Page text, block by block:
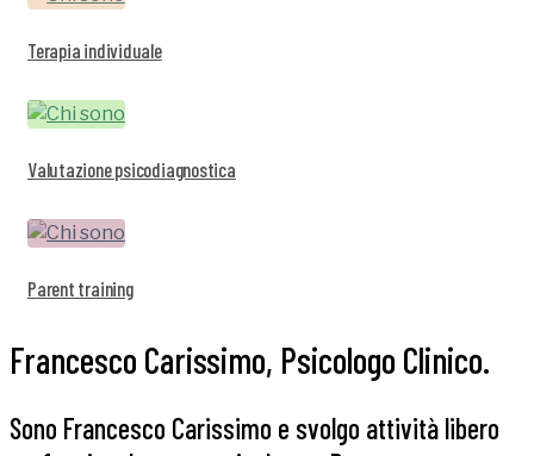
Terapia individuale
Valutazione psicodiagnostica
Parent training
Francesco Carissimo, Psicologo Clinico.
Sono Francesco Carissimo e svolgo attività libero